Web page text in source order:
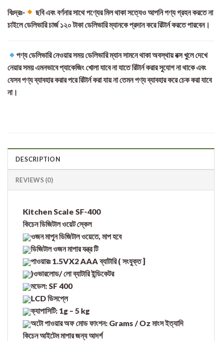
বিঃদ্রঃ-
ছবি এবং বর্ণনার সাথে পণ্যের মিল থাকা সত্যেও আপনি পণ্য গ্রহন করতে না
চাইলে ডেলিভারি চার্জ ১২০ টাকা ডেলিভারি ম্যানকে প্রদান করে রিটার্ন করতে পারবেন।
পণ্য ডেলিভারি নেওয়ার সময় ডেলিভারি ম্যান সামনে থাকা অবস্থায় বক্স খুলে দেখে
নেয়ার সময় এমনভাবে প্যাকেজিং খোলা যাবে না যাতে রিটার্ন করার সুযোগ না থাকে এবং
যেসব পণ্য ব্যাবহার করার পরে রিটার্ন করা যায় না তেমন পণ্য ব্যাবহার করে চেক করা যাবে
না।
DESCRIPTION
REVIEWS (0)
Kitchen Scale SF-400
কিচেন ডিজিটাল ওয়েট স্কেল
ওজন মাপুন ডিজিটাল ওয়েতে, মাপ হবে
ডিজিটাল ওজন মাপার যন্ত্র টি
পাওয়ারঃ 1.5VX2 AAA ব্যাটারি ( সংযুক্ত ]
)ওভারলোড/ লো ব্যাটারি ইন্ডিকেটর
মডেল: SF 400
LCD ডিসপ্লে
ক্যাপাসিটি: 1g – 5 kg
অটো পাওয়ার অফ মোড ফাংশন: Grams / Oz মাংস ইত্যাদি
কিচেন আইটেম মাপার জন্য আদর্শ